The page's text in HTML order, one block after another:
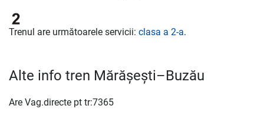
Trenul are următoarele servicii: clasa a 2-a.
Alte info tren Mărășești–Buzău
Are Vag.directe pt tr:7365